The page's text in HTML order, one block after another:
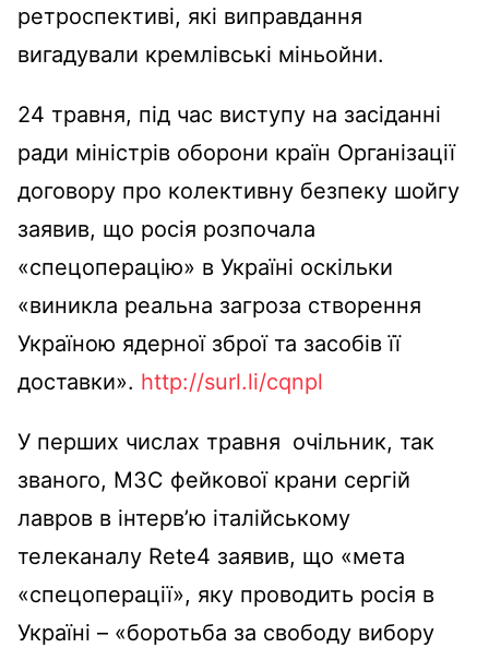
ретроспективі, які виправдання
вигадували кремлівські міньойни.
24 травня, під час виступу на засіданні
ради міністрів оборони країн Організації
договору про колективну безпеку шойгу
заявив, що росія розпочала
«спецоперацію» в Україні оскільки
«виникла реальна загроза створення
Україною ядерної зброї та засобів її
доставки». http://surl.li/cqnpl
У перших числах травня очільник, так
званого, МЗС фейкової крани сергій
лавров в інтерв’ю італійському
телеканалу Rete4 заявив, що «мета
«спецоперації», яку проводить росія в
Україні – «боротьба за свободу вибору